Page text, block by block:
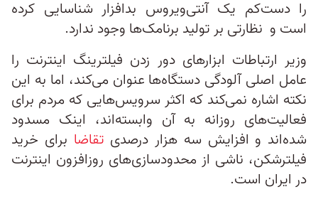
را دست‌کم یک آنتی‌ویروس بدافزار شناسایی کرده
است و نظارتی بر تولید برنامک‌ها وجود ندارد.
وزیر ارتباطات ابزارهای دور زدن فیلترینگ اینترنت را
عامل اصلی آلودگی دستگاه‌ها عنوان می‌کند، اما به این
نکته اشاره نمی‌کند که اکثر سرویس‌هایی که مردم برای
فعالیت‌های روزانه به آن وابسته‌اند، اینک مسدود
شده‌اند و افزایش سه هزار درصدی تقاضا برای خرید
فیلترشکن، ناشی از محدودسازی‌های روزافزون اینترنت
در ایران است.